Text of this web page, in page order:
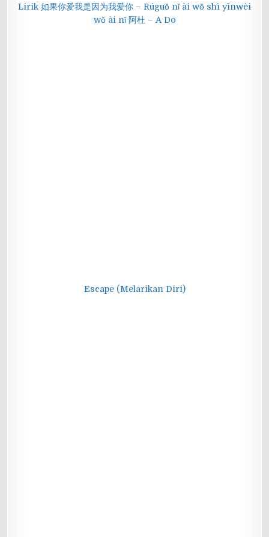
Lirik 如果你爱我是因为我爱你 – Rúguǒ nǐ ài wǒ shì yīnwèi
wǒ ài nǐ 阿杜 – A Do
Escape (Melarikan Diri)